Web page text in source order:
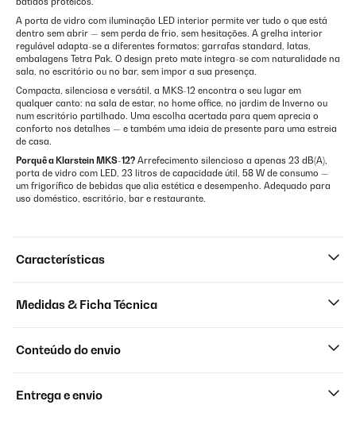
A porta de vidro com iluminação LED interior permite ver tudo o que está
dentro sem abrir — sem perda de frio, sem hesitações. A grelha interior
regulável adapta-se a diferentes formatos: garrafas standard, latas,
embalagens Tetra Pak. O design preto mate integra-se com naturalidade na
sala, no escritório ou no bar, sem impor a sua presença.
Compacta, silenciosa e versátil, a MKS-12 encontra o seu lugar em
qualquer canto: na sala de estar, no home office, no jardim de Inverno ou
num escritório partilhado. Uma escolha acertada para quem aprecia o
conforto nos detalhes — e também uma ideia de presente para uma estreia
de casa.
Porquê a Klarstein MKS-12? Arrefecimento silencioso a apenas 23 dB(A),
porta de vidro com LED, 23 litros de capacidade útil, 58 W de consumo —
um frigorífico de bebidas que alia estética e desempenho. Adequado para
uso doméstico, escritório, bar e restaurante.
Características
Medidas & Ficha Técnica
Conteúdo do envio
Entrega e envio